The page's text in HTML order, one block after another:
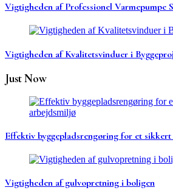
Vigtigheden af Professionel Varmepumpe
Vigtigheden af Kvalitetsvinduer i
Just Now
Effektiv byggepladsrengøring for et
Vigtigheden af gulvopretning i boligen